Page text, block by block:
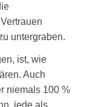
untergraben.
ist, wie
Auch
niemals 100 %